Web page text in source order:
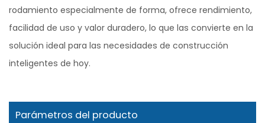
rodamiento especialmente de forma, ofrece rendimiento,
facilidad de uso y valor duradero, lo que las convierte en la
solución ideal para las necesidades de construcción
inteligentes de hoy.
Parámetros del producto